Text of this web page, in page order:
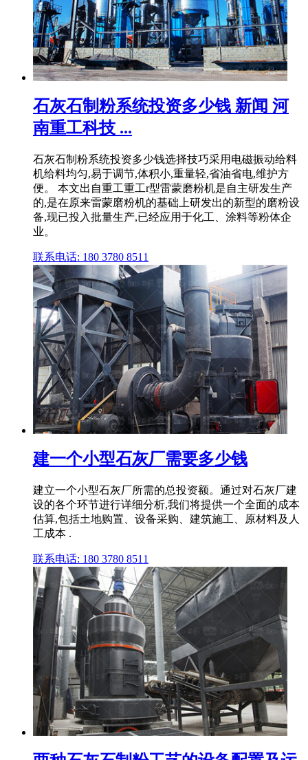
石灰石制粉系统投资多少钱 新闻 河
南重工科技 ...
石灰石制粉系统投资多少钱选择技巧采用电磁振动给料
机给料均匀,易于调节,体积小,重量轻,省油省电,维护方
便。 本文出自重工重工r型雷蒙磨粉机是自主研发生产
的,是在原来雷蒙磨粉机的基础上研发出的新型的磨粉设
备,现已投入批量生产,已经应用于化工、涂料等粉体企
业。
联系电话: 180 3780 8511
建一个小型石灰厂需要多少钱
建立一个小型石灰厂所需的总投资额。通过对石灰厂建
设的各个环节进行详细分析,我们将提供一个全面的成本
估算,包括土地购置、设备采购、建筑施工、原材料及人
工成本 .
联系电话: 180 3780 8511